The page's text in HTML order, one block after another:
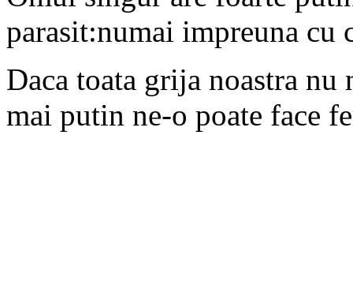
parasit:numai impreuna cu
Daca toata grija noastra nu
mai putin ne-o poate face